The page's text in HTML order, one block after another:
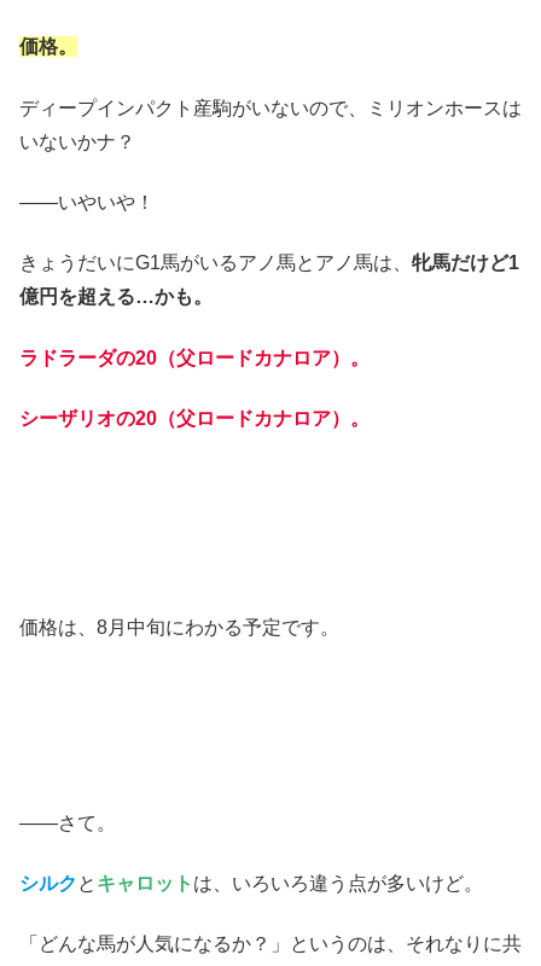
価格。
ディープインパクト産駒がいないので、ミリオンホースは
いないかナ？
――いやいや！
きょうだいにG1馬がいるアノ馬とアノ馬は、 牝馬だけど1
億円を超える…かも。
ラドラーダの20（父ロードカナロア）。
シーザリオの20（父ロードカナロア）。
価格は、8月中旬にわかる予定です。
――さて。
シルク と キャロット は、いろいろ違う点が多いけど。
「どんな馬が人気になるか？」というのは、それなりに共